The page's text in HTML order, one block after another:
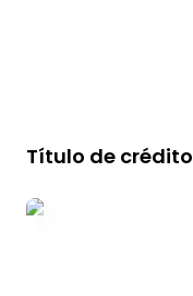
Título de crédito